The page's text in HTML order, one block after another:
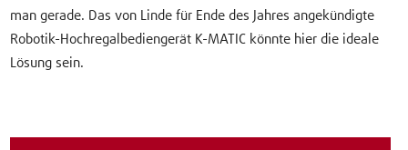
man gerade. Das von Linde für Ende des Jahres angekündigte
Robotik-Hochregalbediengerät K-MATIC könnte hier die ideale
Lösung sein.